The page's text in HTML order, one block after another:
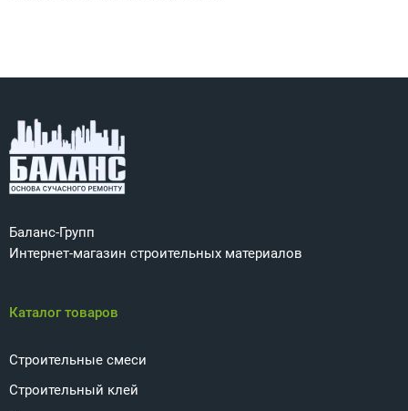
Баланс-Групп
Интернет-магазин строительных материалов
Каталог товаров
Строительные смеси
Строительный клей